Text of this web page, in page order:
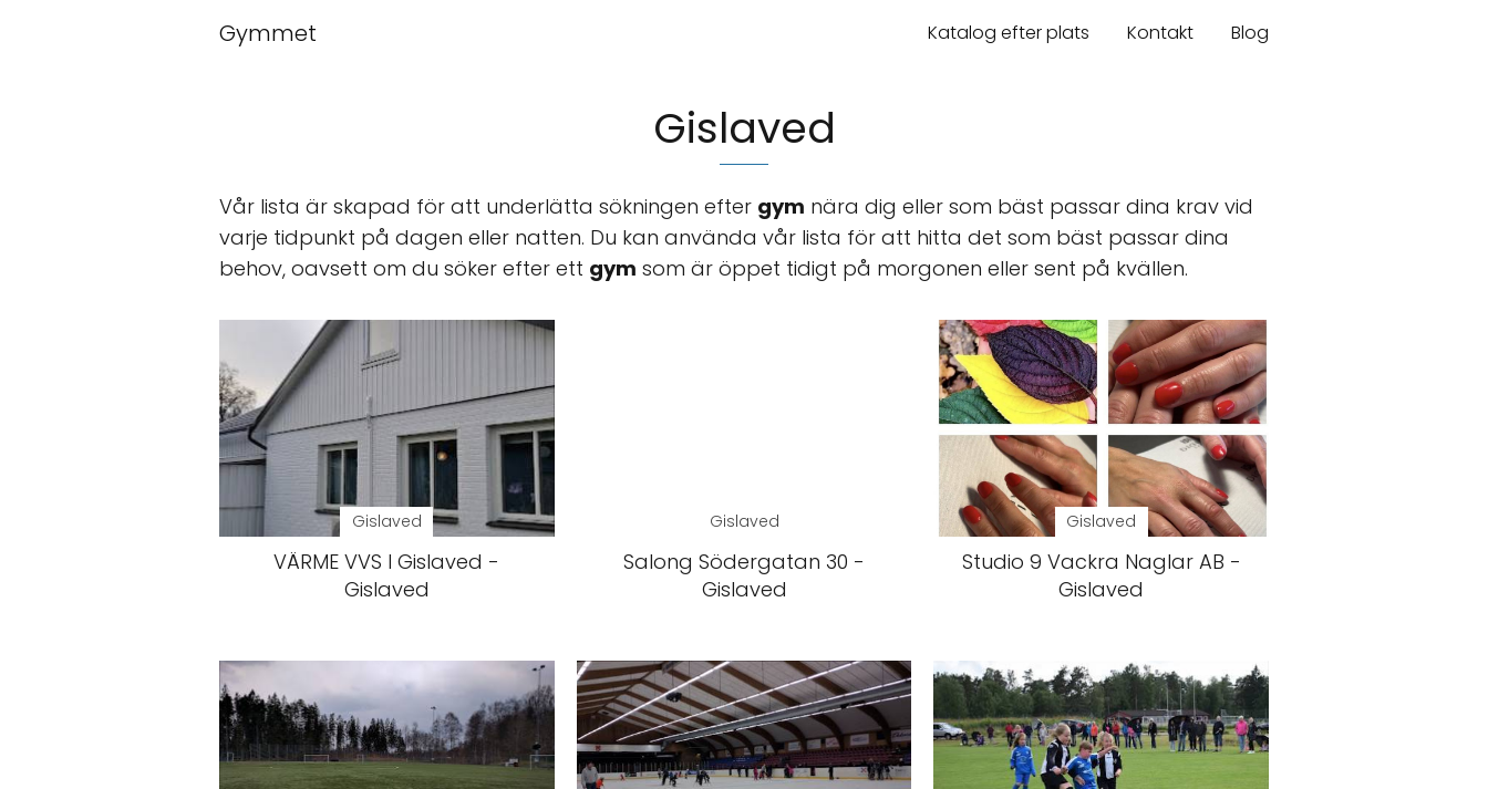
Gymmet Katalog efter plats Kontakt Blog
Gislaved
Vår lista är skapad för att underlätta sökningen efter gym nära dig eller som bäst passar dina krav vid
varje tidpunkt på dagen eller natten. Du kan använda vår lista för att hitta det som bäst passar dina
behov, oavsett om du söker efter ett gym som är öppet tidigt på morgonen eller sent på kvällen.
Gislaved
VÄRME VVS I Gislaved -
Gislaved
Gislaved
Salong Södergatan 30 -
Gislaved
Gislaved
Studio 9 Vackra Naglar AB -
Gislaved